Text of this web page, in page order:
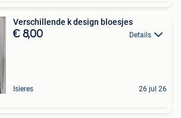
Verschillende k design bloesjes
€ 8,00 Details
Isieres 26 jul 26